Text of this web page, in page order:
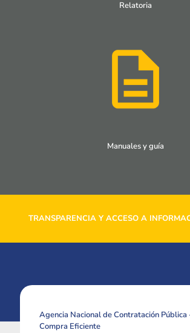
Relatoria
Manuales y guía
TRANSPARENCIA Y ACCESO A
Agencia Nacional de Contratación Pública
Compra Eficiente